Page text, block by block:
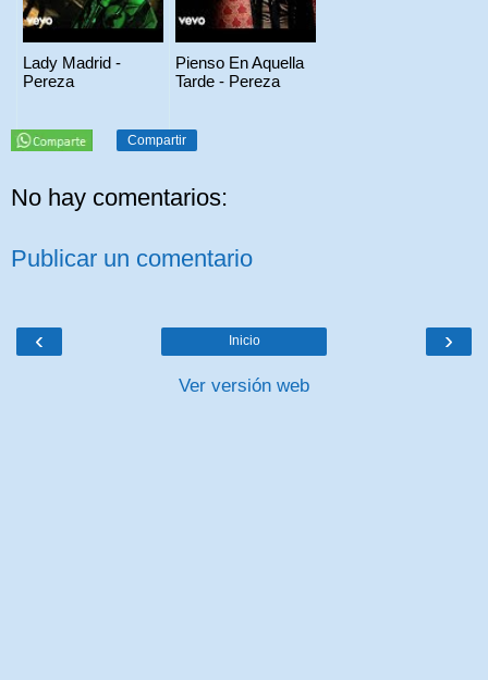
Lady Madrid -
Pereza
Pienso En Aquella
Tarde - Pereza
Compartir
No hay comentarios:
Publicar un comentario
‹ ›
Inicio
Ver versión web